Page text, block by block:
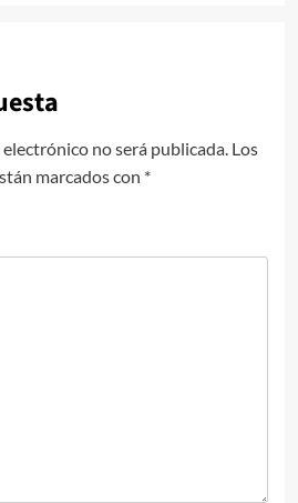
no será publicada. Los
marcados con *